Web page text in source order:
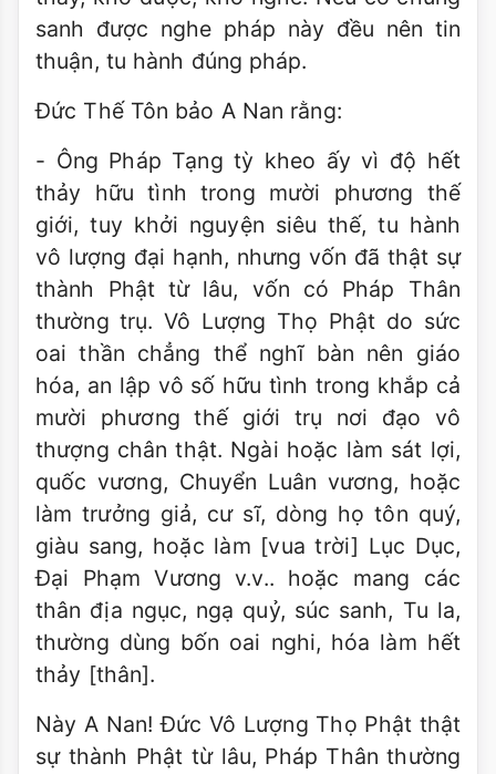
sanh được nghe pháp này đều nên tin
thuận, tu hành đúng pháp.
Đức Thế Tôn bảo A Nan rằng:
- Ông Pháp Tạng tỳ kheo ấy vì độ hết
thảy hữu tình trong mười phương thế
giới, tuy khởi nguyện siêu thế, tu hành
vô lượng đại hạnh, nhưng vốn đã thật sự
thành Phật từ lâu, vốn có Pháp Thân
thường trụ. Vô Lượng Thọ Phật do sức
oai thần chẳng thể nghĩ bàn nên giáo
hóa, an lập vô số hữu tình trong khắp cả
mười phương thế giới trụ nơi đạo vô
thượng chân thật. Ngài hoặc làm sát lợi,
quốc vương, Chuyển Luân vương, hoặc
làm trưởng giả, cư sĩ, dòng họ tôn quý,
giàu sang, hoặc làm [vua trời] Lục Dục,
Đại Phạm Vương v.v.. hoặc mang các
thân địa ngục, ngạ quỷ, súc sanh, Tu la,
thường dùng bốn oai nghi, hóa làm hết
thảy [thân].
Này A Nan! Đức Vô Lượng Thọ Phật thật
sự thành Phật từ lâu, Pháp Thân thường